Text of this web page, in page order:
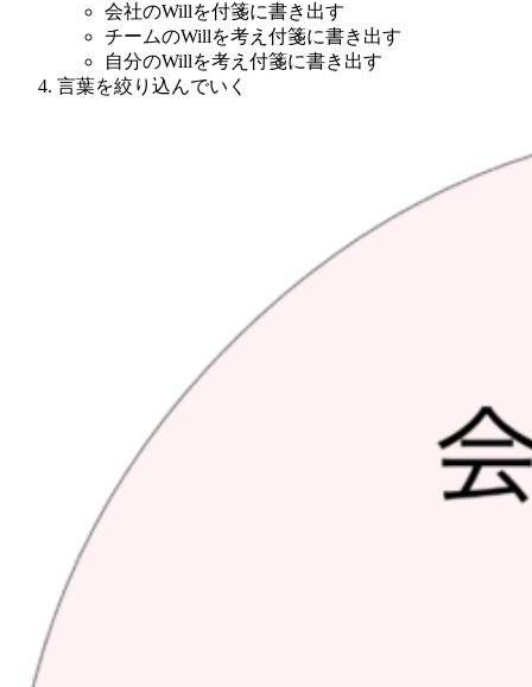
会社のWillを付箋に書き出す
チームのWillを考え付箋に書き出す
自分のWillを考え付箋に書き出す
言葉を絞り込んでいく